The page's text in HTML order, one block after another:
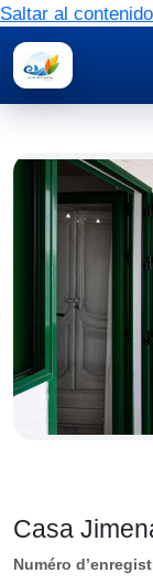
Saltar al
Casa
Numéro